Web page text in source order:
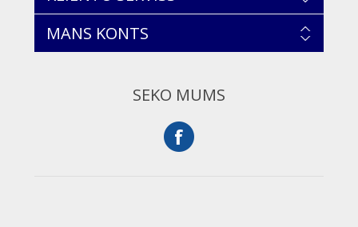
MANS KONTS
SEKO MUMS